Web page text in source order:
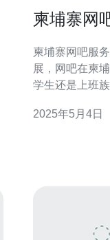
柬埔寨网
柬埔寨网吧服务器位置在
展，网吧在柬
学生还是上班
储着网吧的所
2025年5月4日